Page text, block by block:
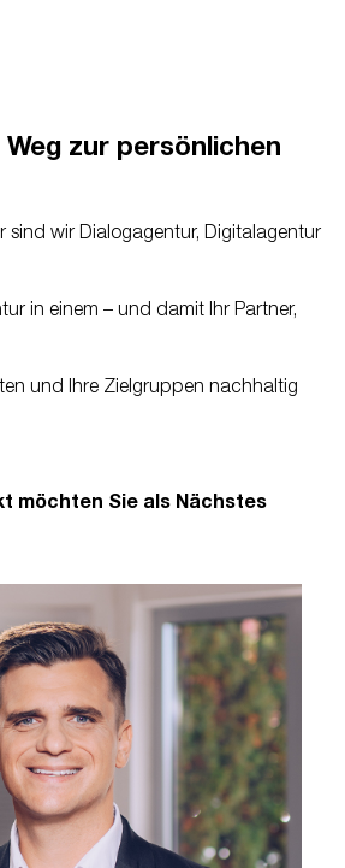
Weg zur persönlichen
sind wir Dialogagentur, Digitalagentur
in einem – und damit Ihr Partner,
und Ihre Zielgruppen nachhaltig
möchten Sie als Nächstes